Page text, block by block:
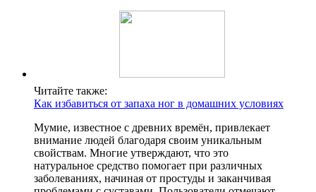
Читайте также:
Как избавиться от запаха ног в домашних условиях
Мумие, известное с древних времён, привлекает
внимание людей благодаря своим уникальным
свойствам. Многие утверждают, что это
натуральное средство помогает при различных
заболеваниях, начиная от простуды и заканчивая